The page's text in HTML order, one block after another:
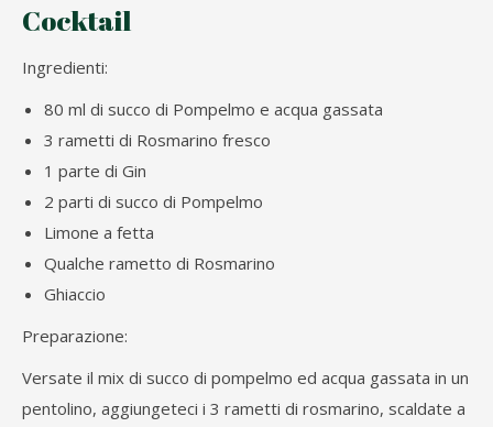
Cocktail
Ingredienti:
80 ml di succo di Pompelmo e acqua gassata
3 rametti di Rosmarino fresco
1 parte di Gin
2 parti di succo di Pompelmo
Limone a fetta
Qualche rametto di Rosmarino
Ghiaccio
Preparazione:
Versate il mix di succo di pompelmo ed acqua gassata in un
pentolino, aggiungeteci i 3 rametti di rosmarino, scaldate a